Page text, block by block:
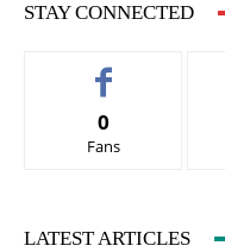
STAY CONNECTED
0
Fans
LATEST ARTICLES